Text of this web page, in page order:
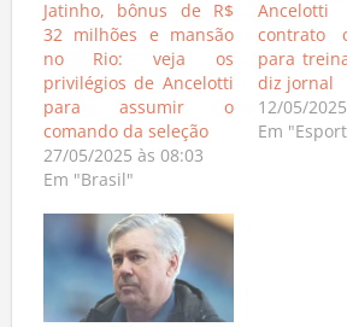
Jatinho, bônus de R$
32 milhões e mansão
no Rio: veja os
privilégios de Ancelotti
para assumir o
comando da seleção
27/05/2025 às 08:03
Em "Brasil"
contrato
para
diz jornal
12/05/
Em